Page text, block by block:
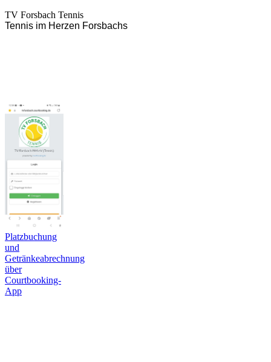
TV Forsbach Tennis
Tennis im Herzen Forsbachs
Platzbuchung
und
Getränkeabrechnung
über
Courtbooking-
App